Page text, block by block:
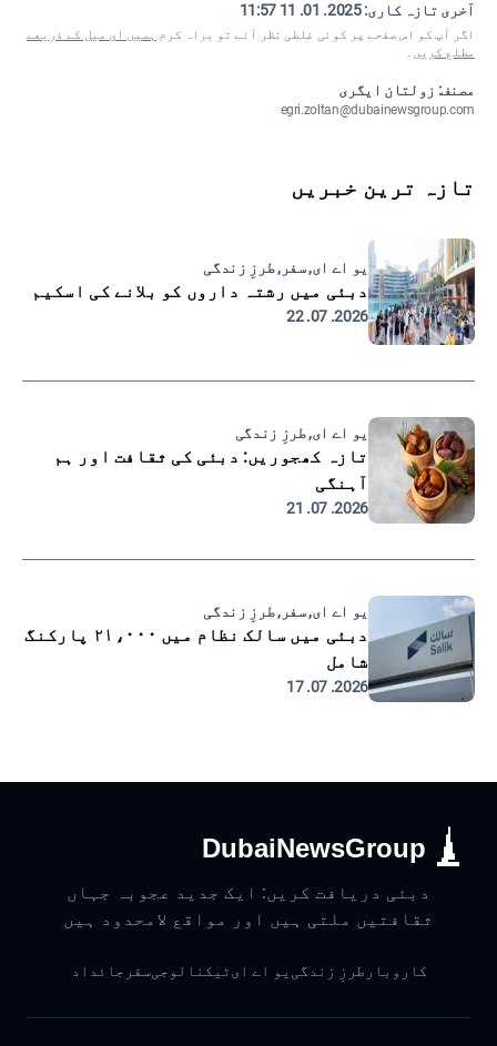
آخری تازہ کاری:2025. 01. 11 11:57
اگر آپ کو اس صفحے پر کوئی غلطی نظر آئے تو براہ کرم ہمیں ای میل کے ذریعے
مطلع کریں ۔
مصنف: زولتان ایگری
egri.zoltan@dubainewsgroup.com
تازہ ترین خبریں
یو اے ای, سفر, طرزِ زندگی
دبئی میں رشتہ داروں کو بلانے کی اسکیم
2026. 07. 22
یو اے ای, طرزِ زندگی
تازہ کھجوریں: دبئی کی ثقافت اور ہم
آہنگی
2026. 07. 21
یو اے ای, سفر, طرزِ زندگی
دبئی میں سالک نظام میں ۲۱،۰۰۰ پارکنگ
شامل
2026. 07. 17
DubaiNewsGroup
دبئی دریافت کریں: ایک جدید عجوبہ جہاں
ثقافتیں ملتی ہیں اور مواقع لامحدود ہیں
کاروبار طرزِ زندگی یو اے ایٹیکنالوجیسفر جائداد